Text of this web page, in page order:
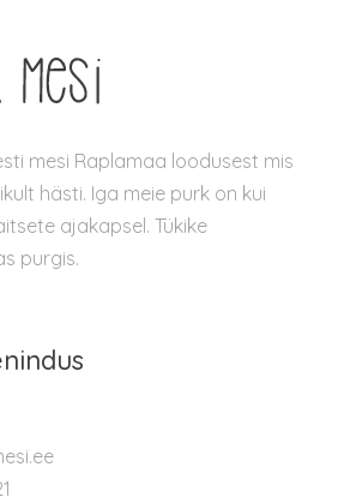
mesi Raplamaa loodusest mis
hästi. Iga meie purk on kui
ajakapsel. Tükike
purgis.